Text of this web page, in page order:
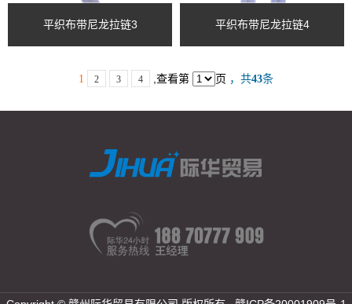
平织布带尼龙拉链3 平织布带尼龙拉链4
1 2 3 4 ,查看第 页 ，共43条